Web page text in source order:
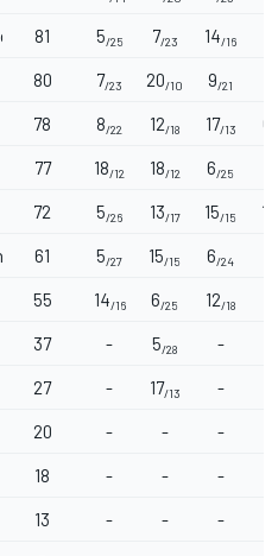
81 5/25 7/23 14/16
80 7/23 20/10 9/21
78 8/22 12/18 17/13 6
77 18/12 18/12 6/25
72 5/26 13/17 15/15 12
61 5/27 15/15 6/24
55 14/16 6/25 12/18
37 - 5/28 -
27 - 17/13 -
20 - - -
18 - - -
13 - - -